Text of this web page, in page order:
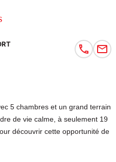
5 chambres et un grand terrain
de vie calme, à seulement 19
découvrir cette opportunité de